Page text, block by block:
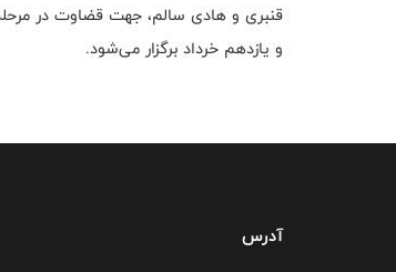
قنبری و هادی سالم، جهت قضاوت در
و یازدهم خرداد برگزار می‌شود.
آدرس